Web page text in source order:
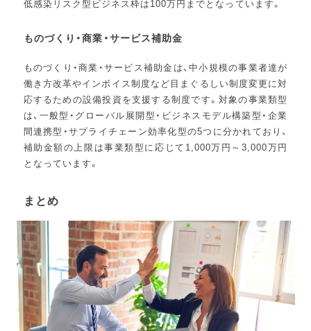
低感染リスク型ビジネス枠は100万円までとなっています。
ものづくり・商業・サービス補助金
ものづくり・商業・サービス補助金は、中小規模の事業者達が
働き方改革やインボイス制度など目まぐるしい制度変更に対
応するための設備投資を支援する制度です。対象の事業類型
は、一般型・グローバル展開型・ビジネスモデル構築型・企業
間連携型・サプライチェーン効率化型の5つに分かれており、
補助金額の上限は事業類型に応じて1,000万円～3,000万円
となっています。
まとめ